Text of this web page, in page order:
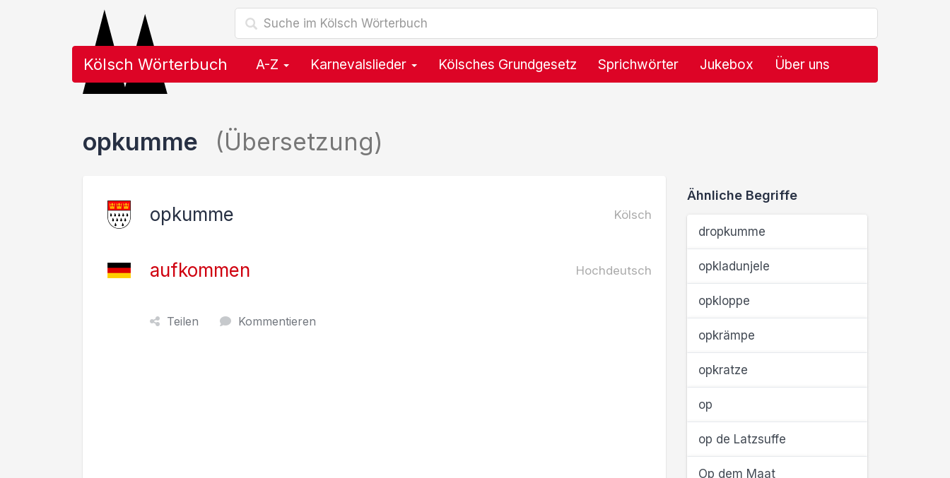
Kölsch Wörterbuch A-Z Karnevalslieder Kölsches Grundgesetz Sprichwörter Jukebox Über uns
opkumme (Übersetzung)
opkumme Kölsch
aufkommen Hochdeutsch
Teilen Kommentieren
Ähnliche Begriffe
dropkumme
opkladunjele
opkloppe
opkrämpe
opkratze
op
op de Latzsuffe
Op dem Maat